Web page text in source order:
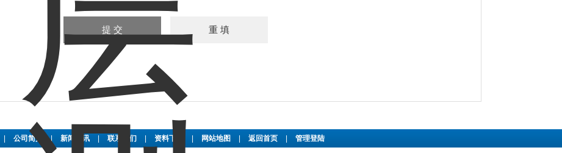
公司简介 | 新闻资讯 联系我们 资料下载 网站地图 返回首页 管理登陆